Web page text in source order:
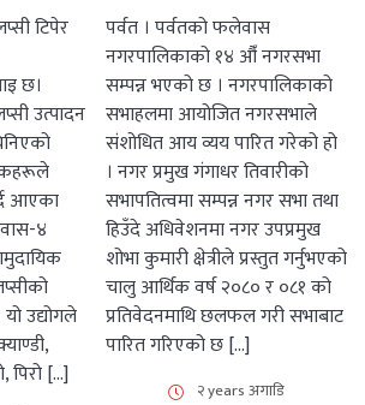
टिपेर
छ।
उत्पादन
आएका
४
उद्योगले
पिरो […]
पर्वत । पर्वतको फलेवास
नगरपालिकाको १४ औँ नगरसभा
सम्पन्न भएको छ । नगरपालिकाको
सभाहलमा आयोजित नगरसभाले
संशोधित आय व्यय पारित गरेको हो
। नगर प्रमुख गंगाधर तिवारीको
सभापतित्वमा सम्पन्न नगर सभा तथा
हिउँदे अधिवेशनमा नगर उपप्रमुख
शोभा कुमारी क्षेत्रीले प्रस्तुत गर्नुभएको
चालु आर्थिक वर्ष २०८० र ०८१ को
प्रतिवेदनमाथि छलफल गरी सभाबाट
पारित गरिएको छ […]
२ years अगाडि